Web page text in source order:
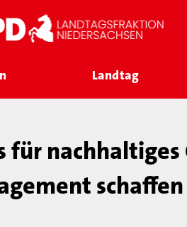
Landtag
für nachhaltiges
schaffen